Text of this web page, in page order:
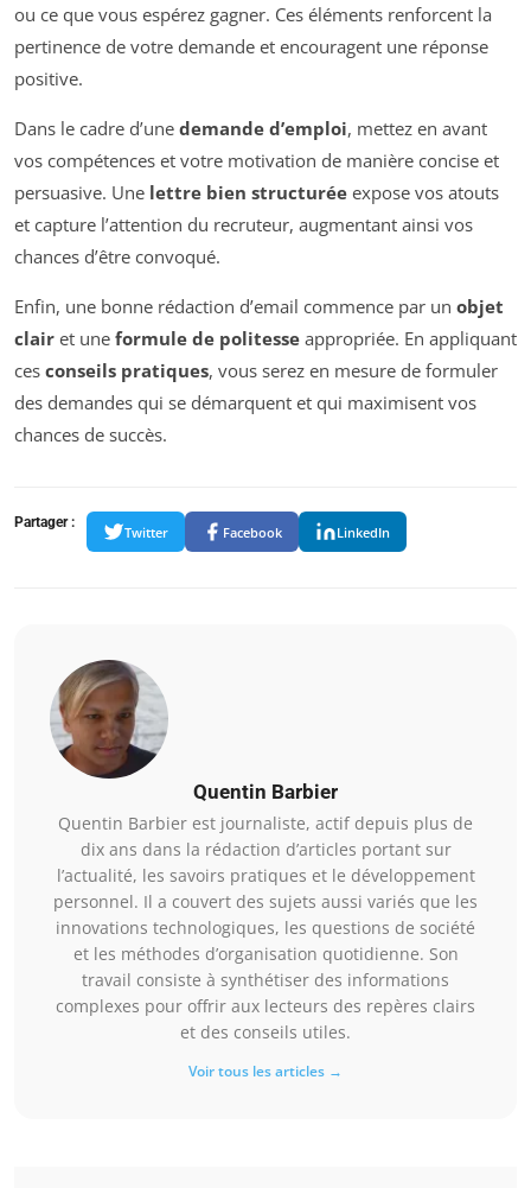
ou ce que vous espérez gagner. Ces éléments renforcent la
pertinence de votre demande et encouragent une réponse
positive.
Dans le cadre d’une demande d’emploi, mettez en avant
vos compétences et votre motivation de manière concise et
persuasive. Une lettre bien structurée expose vos atouts
et capture l’attention du recruteur, augmentant ainsi vos
chances d’être convoqué.
Enfin, une bonne rédaction d’email commence par un objet
clair et une formule de politesse appropriée. En appliquant
ces conseils pratiques, vous serez en mesure de formuler
des demandes qui se démarquent et qui maximisent vos
chances de succès.
Partager :
Twitter Facebook LinkedIn
Quentin Barbier
Quentin Barbier est journaliste, actif depuis plus de
dix ans dans la rédaction d’articles portant sur
l’actualité, les savoirs pratiques et le développement
personnel. Il a couvert des sujets aussi variés que les
innovations technologiques, les questions de société
et les méthodes d’organisation quotidienne. Son
travail consiste à synthétiser des informations
complexes pour offrir aux lecteurs des repères clairs
et des conseils utiles.
Voir tous les articles →